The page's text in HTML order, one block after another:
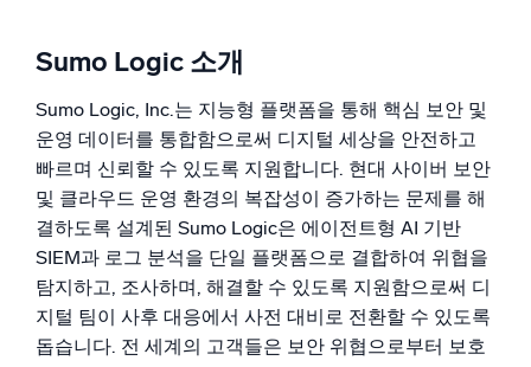
Sumo Logic 소개
Sumo Logic, Inc.는 지능형 플랫폼을 통해 핵심 보안 및
운영 데이터를 통합함으로써 디지털 세상을 안전하고
빠르며 신뢰할 수 있도록 지원합니다. 현대 사이버 보안
및 클라우드 운영 환경의 복잡성이 증가하는 문제를 해
결하도록 설계된 Sumo Logic은 에이전트형 AI 기반
SIEM과 로그 분석을 단일 플랫폼으로 결합하여 위협을
탐지하고, 조사하며, 해결할 수 있도록 지원함으로써 디
지털 팀이 사후 대응에서 사전 대비로 전환할 수 있도록
돕습니다. 전 세계의 고객들은 보안 위협으로부터 보호